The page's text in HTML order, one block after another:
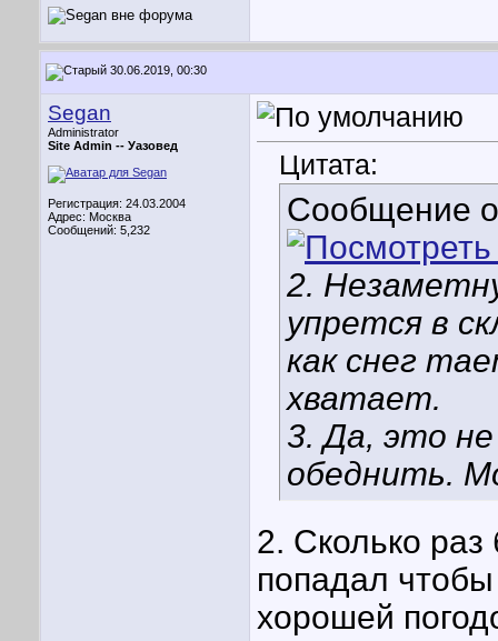
30.06.2019, 00:30
Segan
Administrator
Site Admin -- Уазовед
Регистрация: 24.03.2004
Адрес: Москва
Сообщений: 5,232
Цитата:
Сообщение
2.
упрется в
как снег
хватает.
3. Да, это
обеднить.
2. Сколько
попадал
хорошей